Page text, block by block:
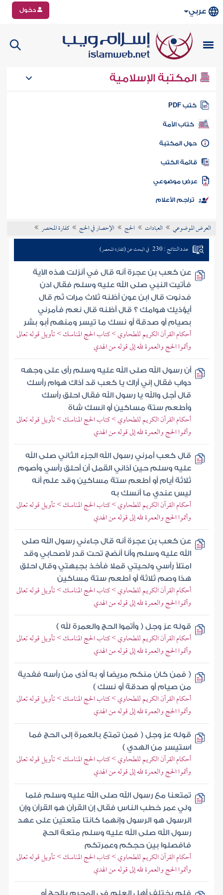
عربي دخول
المكتبة الإسلامية
كتب PDF
كتاب الأمة
المكتبة
الكتب
موضوعي
تراجم الأعلام
العرض الموضوعي العبادات الحج الإحصار في الحج كفارة المحصر
عدد النتائج : 230 في البحث عن (كفارة المحصر)
عن كعب بن عجرة أنه قال في أنزلت هذه الآية
فأتيت النبي صلى الله عليه وسلم فقال ادن
فدنوت قال ابن عون أظنه ثلاث مرات ثم قال
أيؤذيك هوامك ؟ قال أظنه قال نعم فأمرني
بصيام أو صدقة أو نسك ما تيسر ومنهم أبو بشر
أحكام القرآن الكريم للطحاوي > كتاب الحج المناسك > تأويل قوله تعالى
وأتموا الحج والعمرة لله إلى قوله من الهدي
أن رسول الله صلى الله عليه وسلم رأى على وجهه
دواب فقال إني أراك يا كعب قد آذاك هوام رأسك
قال أجل والله يا رسول الله فقال احلق رأسك
وأطعم ستة مساكين أو انسك شاة
أحكام القرآن الكريم للطحاوي > كتاب الحج المناسك > تأويل قوله تعالى
وأتموا الحج والعمرة لله إلى قوله من الهدي
قال كعب أمرني رسول الله الجزء الثاني صلى الله
عليه وسلم حين آذاني القمل أن أحلق رأسي وأصوم
ثلاثة أيام أو أطعم ستة مساكين وقد علم أنه
ليس عندي ما أنسك به
أحكام القرآن الكريم للطحاوي > كتاب الحج المناسك > تأويل قوله تعالى
وأتموا الحج والعمرة لله إلى قوله من الهدي
عن كعب بن عجرة أنه قال جاءني رسول الله صلى
الله عليه وسلم وأنا أنضج تحت قدر لأصحابي وقد
امتلأ رأسي ولحيتي قملا فأخذ بجبهتي وقال احلق
هذا وصم ثلاثة أو أطعم ستة مساكين
أحكام القرآن الكريم للطحاوي > كتاب الحج المناسك > تأويل قوله تعالى
وأتموا الحج والعمرة لله إلى قوله من الهدي
قوله عز وجل ( وأتموا الحج والعمرة لله )
أحكام القرآن الكريم للطحاوي > كتاب الحج المناسك > تأويل قوله تعالى
وأتموا الحج والعمرة لله إلى قوله من الهدي
( فمن كان منكم مريضا أو به أذى من رأسه ففدية
من صيام أو صدقة أو نسك )
أحكام القرآن الكريم للطحاوي > كتاب الحج المناسك > تأويل قوله تعالى
وأتموا الحج والعمرة لله إلى قوله من الهدي
قوله عز وجل ( فمن تمتع بالعمرة إلى الحج فما
استيسر من الهدي )
أحكام القرآن الكريم للطحاوي > كتاب الحج المناسك > تأويل قوله تعالى
وأتموا الحج والعمرة لله إلى قوله من الهدي
تمتعنا مع رسول الله صلى الله عليه وسلم فلما
ولي عمر خطب الناس فقال إن القرآن هو القرآن وإن
الرسول هو الرسول وإنهما كانتا متعتين على عهد
رسول الله صلى الله عليه وسلم متعة الحج
فافصلوا بين حجكم وعمرتكم
أحكام القرآن الكريم للطحاوي > كتاب الحج المناسك > تأويل قوله تعالى
وأتموا الحج والعمرة لله إلى قوله من الهدي
فلم يختلف أهل العلم في المحرم بالحج أو